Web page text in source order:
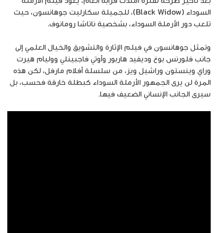
السوداء (Black Widow)، للجميلة سكارليت جوهانسون، حيث
تلعب دور الأرملة السوداء، بشخصية ناتاشا رومانوف.
وتمثل جوهانسون في فيلم الإثارة والتشويق والخيال العلمي إلى
جانب فلورنس بوغ وديفيد هاربور وأوتي فاجبينلي ووليام هيرت
وراي وينستون وراشيل ويز، من سلسلة أفلام مارفل، لكن هذه
المرة لن يرى الجمهور الأرملة السوداء كبطلة خارقة فحسب، بل
سيرى الجانب الإنساني الضعيف فيها.